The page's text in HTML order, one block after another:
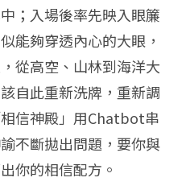
；入場後率先映入眼簾
能夠穿透內心的大眼，
從高空、山林到海洋大
自此重新洗牌，重新調
信神殿」用Chatbot串
不斷拋出問題，要你與
你的相信配方。